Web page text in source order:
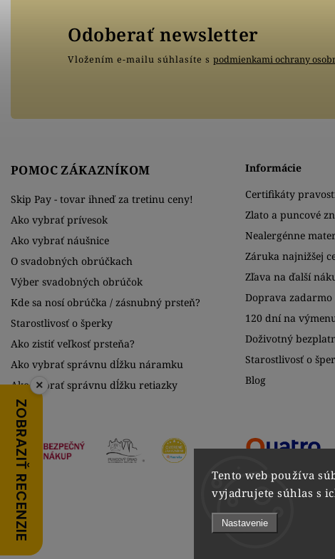
Tento web používa
vyjadrujete súhlas s
Nastavenie
POMOC ZÁKAZNÍKOM
Skip Pay - tovar ihneď za tretinu ceny!
Ako vybrať prívesok
Ako vybrať náušnice
O svadobných obrúčkach
Výber svadobných obrúčok
Kde sa nosí obrúčka / zásnubný prsteň?
Starostlivosť o šperky
Ako zistiť veľkosť prsteňa?
Ako vybrať správnu dĺžku náramku
Ako vybrať správnu dĺžku retiazky
Informácie
Certifikáty
Zlato a puncové
Nealergénne
Záruka najnižšej
Zľava na ďalší
Doprava zadarmo
120 dní na
Doživotný
Starostlivosť o
Blog
Odoberať newsletter
Vložením e-mailu súhlasíte s podmienkami ochrany
ZOBRAZIŤ RECENZIE
×